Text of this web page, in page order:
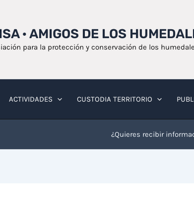
· AMIGOS DE LOS
para la protección y conservación de los
ACTIVIDADES CUSTODIA TERRITORIO
¿Quieres recibir